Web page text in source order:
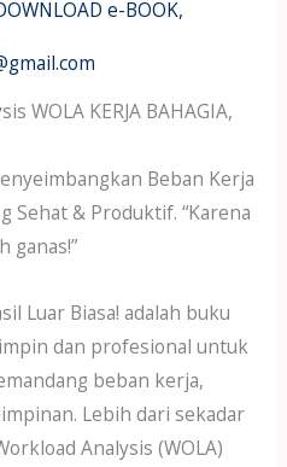
e-BOOK,
WOLA KERJA BAHAGIA,
Beban Kerja
Sehat & Produktif. “Karena
ganas!”
Luar Biasa! adalah buku
dan profesional untuk
beban kerja,
Lebih dari sekadar
Analysis (WOLA)